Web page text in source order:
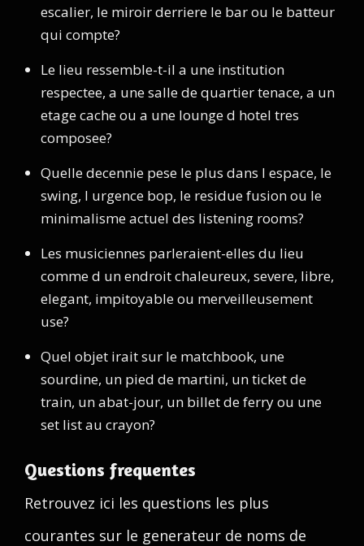
escalier, le miroir derriere le bar ou le batteur
qui compte?
Le lieu ressemble-t-il a une institution
respectee, a une salle de quartier tenace, a un
etage cache ou a une lounge d hotel tres
composee?
Quelle decennie pese le plus dans l espace, le
swing, l urgence bop, le residue fusion ou le
minimalisme actuel des listening rooms?
Les musiciennes parleraient-elles du lieu
comme d un endroit chaleureux, severe, libre,
elegant, impitoyable ou merveilleusement
use?
Quel objet irait sur le matchbook, une
sourdine, un pied de martini, un ticket de
train, un abat-jour, un billet de ferry ou une
set list au crayon?
Questions frequentes
Retrouvez ici les questions les plus
courantes sur le generateur de noms de